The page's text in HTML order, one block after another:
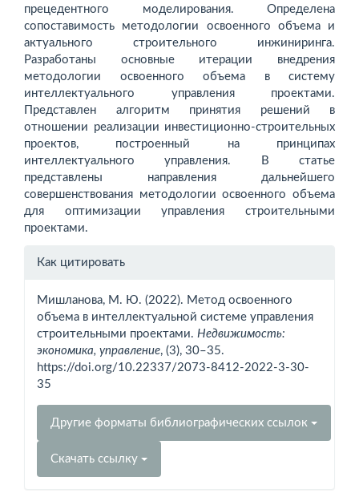
прецедентного моделирования. Определена
сопоставимость методологии освоенного объема и
актуального строительного инжиниринга.
Разработаны основные итерации внедрения
методологии освоенного объема в систему
интеллектуального управления проектами.
Представлен алгоритм принятия решений в
отношении реализации инвестиционно-строительных
проектов, построенный на принципах
интеллектуального управления. В статье
представлены направления дальнейшего
совершенствования методологии освоенного объема
для оптимизации управления строительными
проектами.
Информация
Как цитировать
Мишланова, М. Ю. (2022). Метод освоенного
объема в интеллектуальной системе управления
строительными проектами. Недвижимость:
экономика, управление, (3), 30–35.
https://doi.org/10.22337/2073-8412-2022-3-30-
35
Другие форматы библиографических ссылок
Скачать ссылку